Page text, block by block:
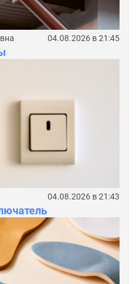
04.08.2026 в 21:45
04.08.2026 в 21:43